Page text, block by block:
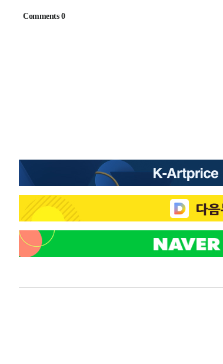
후임
-9158초 전 >이강인, 폭염 속 AT마드리드 첫 훈련…80명 식
[속보] 미 사업체, 일자리 7월에 2.3만 개 줄
[속보]이 대통령 "부동산 공급 기존 사고방식
이란, "오만과 '중앙 단일 루트' 합의…북쪽 인
3시간 전 >
SK하이닉스, 용인·청주 팹에 54조 투자…"AI
4시간 전 >여자배구 이재영·이다영 자매, 아제르바이잔 투
4시간 전 >외국인 심판 성 접대 7경기 들여다보니…한국 축
4시간 전 >[속보]코스닥, 2.86포인트(0.36%) 내린 798.81
4시간 전 > [속보]코스피, 6200선 약보합…0.60% 내린
4시간 전 >
[속보]원·달러 환율, 7.7원 내린 1416.1원 마감
5시간 전 >[속보]종합특검, '계엄 수용공간 확보' 신용해 前